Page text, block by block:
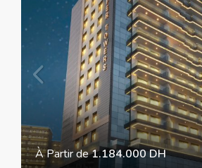
À Partir de1.184.000 DH